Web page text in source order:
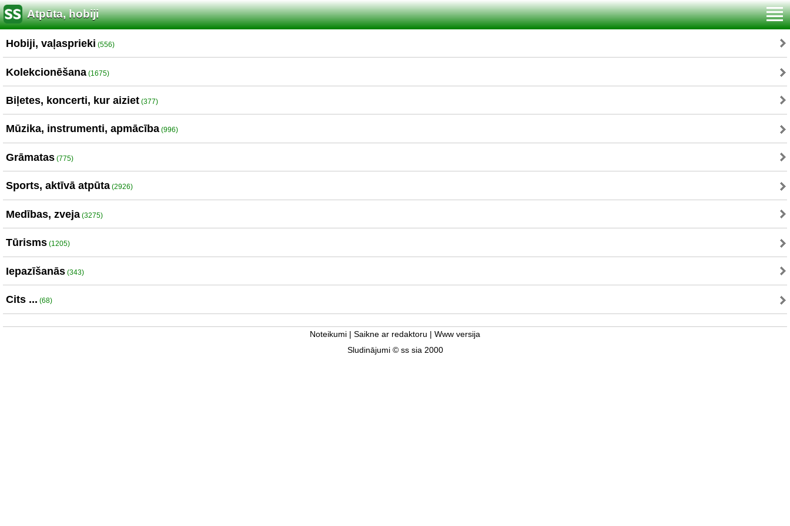
Atpūta, hobiji
Hobiji, vaļasprieki (556)
Kolekcionēšana (1675)
Biļetes, koncerti, kur aiziet (377)
Mūzika, instrumenti, apmācība (996)
Grāmatas (775)
Sports, aktīvā atpūta (2926)
Medības, zveja (3275)
Tūrisms (1205)
Iepazīšanās (343)
Cits ... (68)
Noteikumi Saikne ar redaktoru
Www versija
Sludinājumi © ss sia 2000